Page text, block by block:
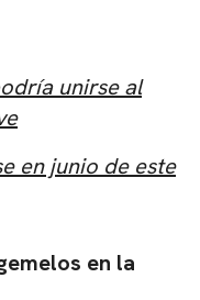
unirse al
en junio de este
en la